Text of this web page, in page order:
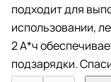
подходит для
использовании,
2 А*ч
подзарядки.